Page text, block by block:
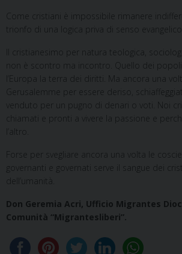
Come cristiani è impossibile rimanere
trionfo di una logica priva di senso evangelico.
Il cristianesimo per natura teologica,
non è scontro ma incontro. Quello dei popoli
l’Europa la terra dei diritti. Ma ancora una
Gerusalemme per essere deriso,
venduto per un pugno di denari o voti. Noi
chiamati e pronti a vivere la passione e
l’altro.
Forse per svegliare ancora una volta le
governanti e governati serve il sangue dei
dell’umanità.
Don Geremia Acri, Ufficio Migrantes
Comunità “Migrantesliberi”.